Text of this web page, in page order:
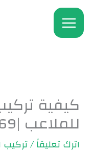
تخطي
المحتوى
كيفية
للملاعب |0560048269
اترك تعليقاً/